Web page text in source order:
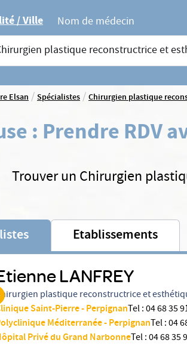
/ Ville
Nom de médecin
une spécialité ou un service
Elsan/Spécialistes/Chirurgien plastique
: Prendre RDV
Trouver un Chirurgien
Etablissements
LANFREY
plastique reconstructrice et
Saint-Pierre - PerpignanTel:04 68 35
Méditerranée - PerpignanTel:04
Privé du Grand NarbonneTel:04 68 35